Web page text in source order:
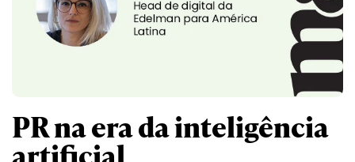
PR na era da inteligência